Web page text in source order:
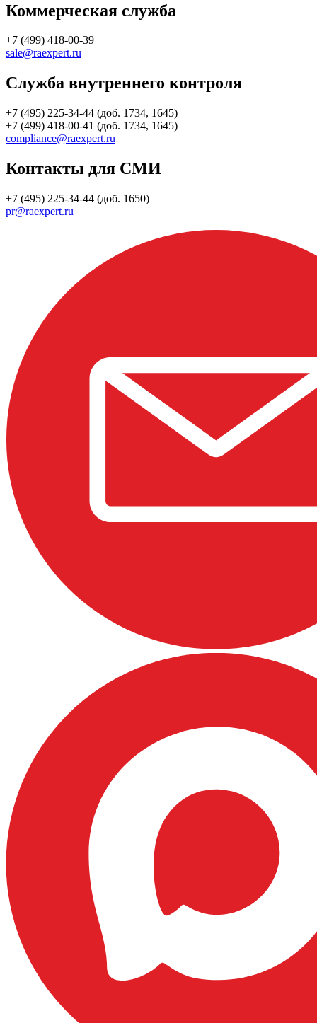
Коммерческая служба
+7 (499) 418-00-39
sale@raexpert.ru
Служба внутреннего контроля
+7 (495) 225-34-44 (доб. 1734, 1645)
+7 (499) 418-00-41 (доб. 1734, 1645)
compliance@raexpert.ru
Контакты для СМИ
+7 (495) 225-34-44 (доб. 1650)
pr@raexpert.ru